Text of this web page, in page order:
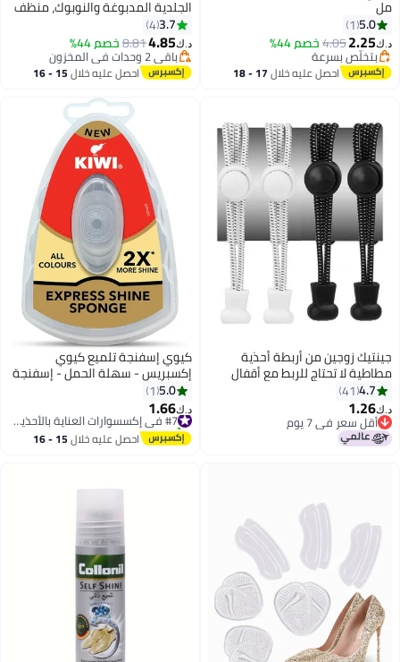
مل
5.0
1
د.ك‏2.25
4.05خصم 44%
بتخلّص بسرعة
بتخلّص بسرعةاحصل عليه خلال 17 - 18
الجلدية المدبوغة والنوبوك، منظف
احترافي للأحذية الجلدية المدبوغة
مع فرشاة ومنشفة من الألياف
الدقيقة، رغوة لا تحتاج للشطف تزيل
الأوساخ والبقع وعلامات الماء من
الأحذية والأحذية الطويلة والأحذية
الرياضية والحقائب والسترات
3.7
4
د.ك‏4.85
8.81خصم 44%
باقي 2 وحدات في المخزون
باقي 2 وحدات في المخزون احصل عليه خلال 15 - 16
جينتيك زوجين من أربطة أحذية
مطاطية لا تحتاج للربط مع أقفال
ضغط متعدد الألوان
4.7
41
د.ك‏1.26
أقل سعر في 7 يوم
أقل سعر في 7 يوم
كيوي إسفنجة تلميع كيوي
إكسبريس - سهلة الحمل - إسفنجة
تلميع مع سائل ٥ مل
5.0
1
د.ك‏1.66
تم بيع +10 مؤخرًا
احصل عليه خلال 15 - 16